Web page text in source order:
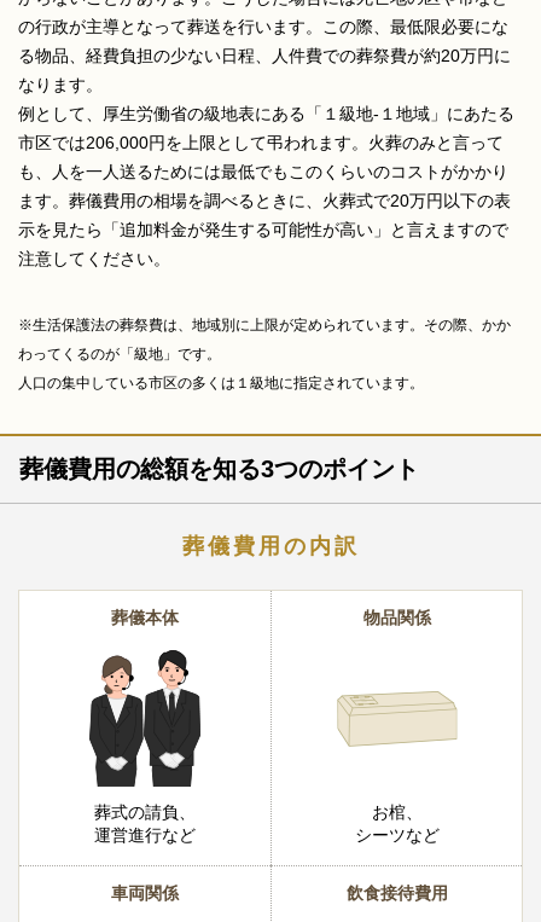
の行政が主導となって葬送を行います。この際、最低限必要にな
る物品、経費負担の少ない日程、人件費での葬祭費が約20万円に
なります。
例として、厚生労働省の級地表にある「１級地-１地域」にあたる
市区では206,000円を上限として弔われます。火葬のみと言って
も、人を一人送るためには最低でもこのくらいのコストがかかり
ます。葬儀費用の相場を調べるときに、火葬式で20万円以下の表
示を見たら「追加料金が発生する可能性が高い」と言えますので
注意してください。
※生活保護法の葬祭費は、地域別に上限が定められています。その際、かか
わってくるのが「級地」です。
人口の集中している市区の多くは１級地に指定されています。
葬儀費用の総額を知る3つのポイント
葬儀費用の内訳
葬儀本体
葬式の請負、
運営進行など
物品関係
お棺、
シーツなど
車両関係 飲食接待費用